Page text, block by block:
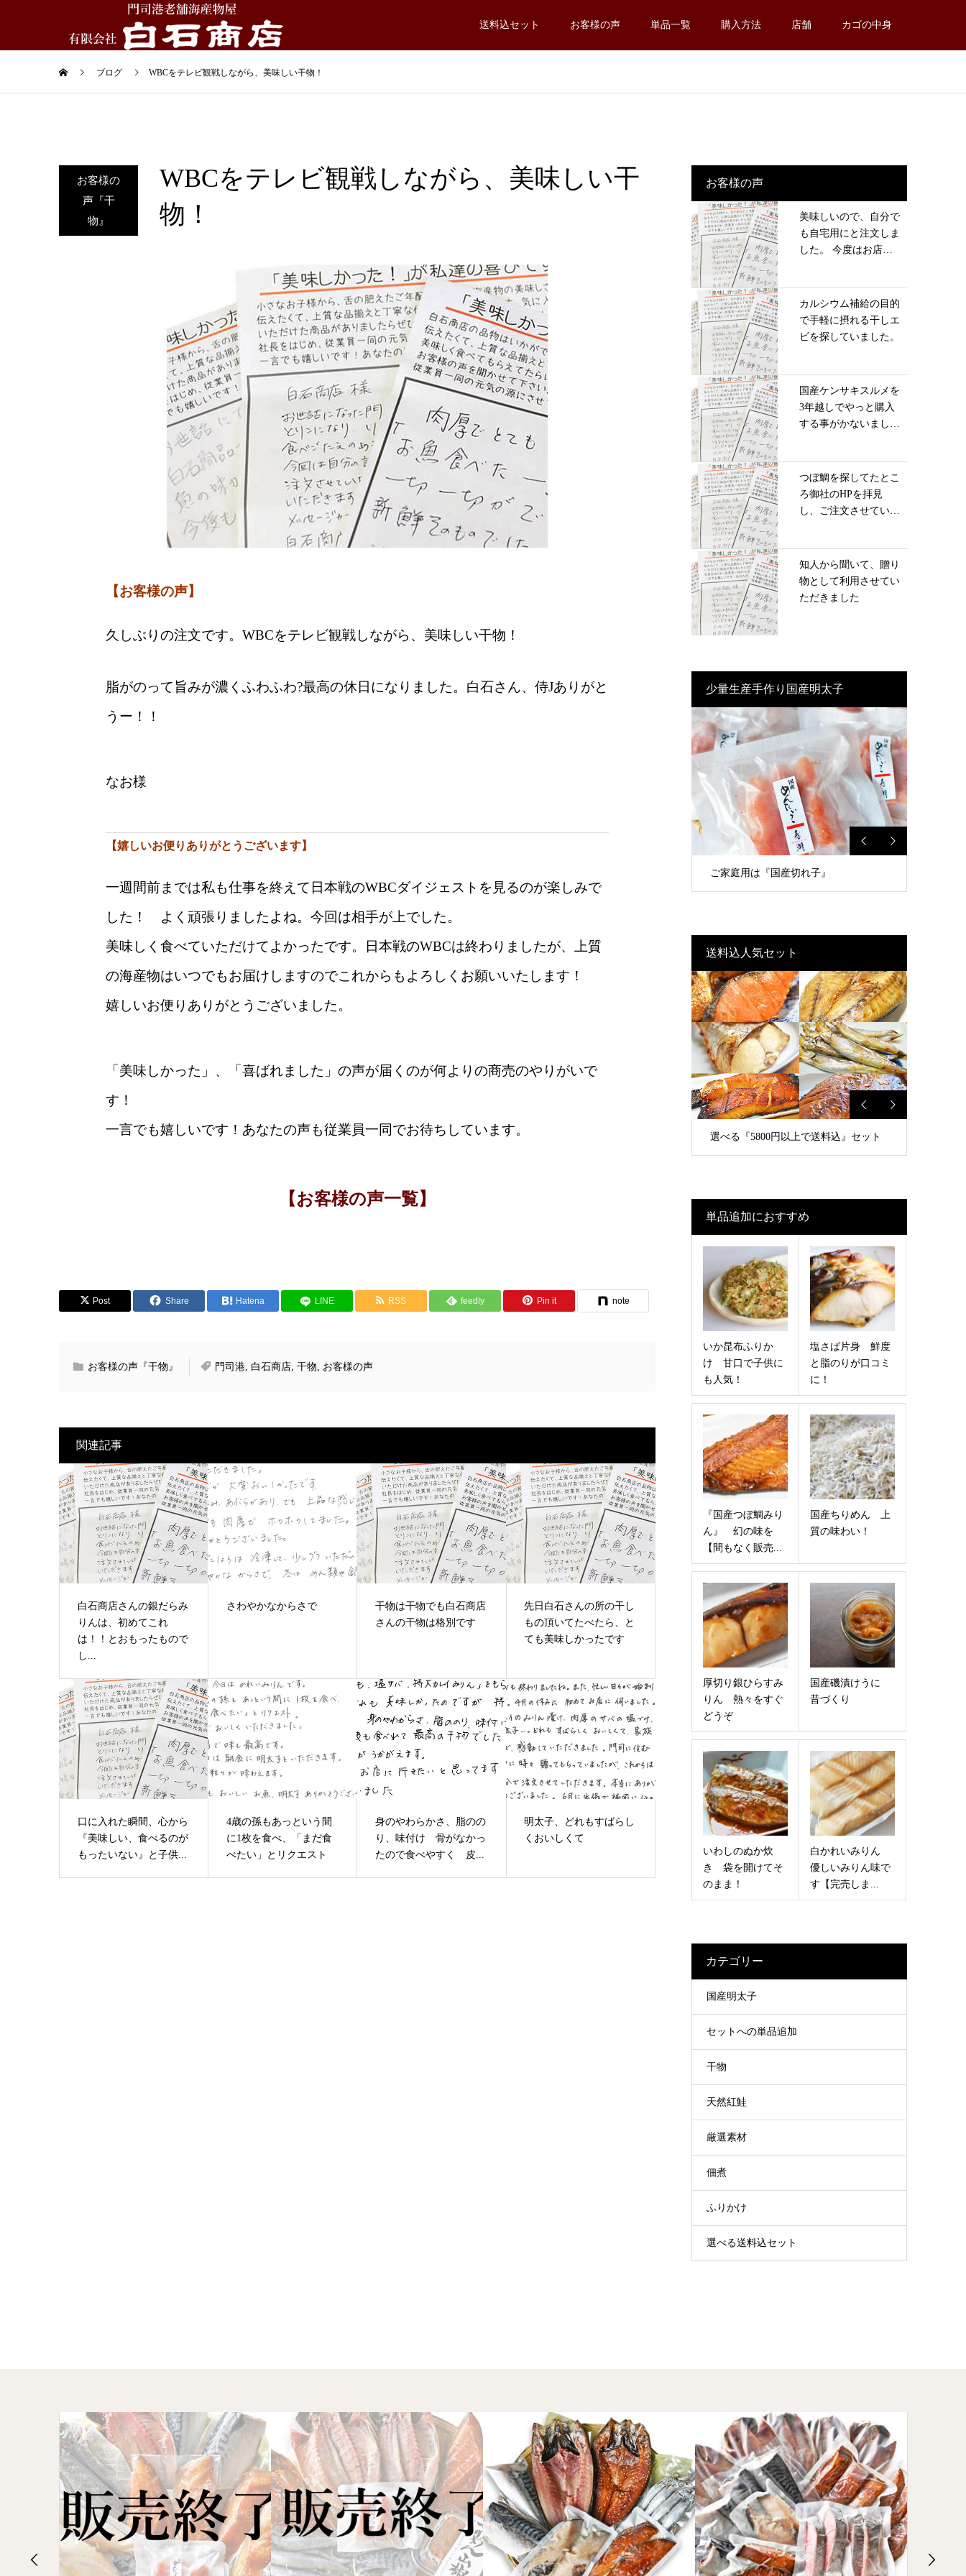
送料込セット お客様の声 単品一覧 購入方法 店舗 カゴの中身
ブログ WBCをテレビ観戦しながら、美味しい干物！
お客様の
声『干
物』
WBCをテレビ観戦しながら、美味しい干
物！
【お客様の声】
久しぶりの注文です。WBCをテレビ観戦しながら、美味しい干物！
脂がのって旨みが濃くふわふわ?最高の休日になりました。白石さん、侍Jありがと
うー！！
なお様
【嬉しいお便りありがとうございます】
一週間前までは私も仕事を終えて日本戦のWBCダイジェストを見るのが楽しみで
した！ よく頑張りましたよね。今回は相手が上でした。
美味しく食べていただけてよかったです。日本戦のWBCは終わりましたが、上質
の海産物はいつでもお届けしますのでこれからもよろしくお願いいたします！
嬉しいお便りありがとうございました。
「美味しかった」、「喜ばれました」の声が届くのが何よりの商売のやりがいで
す！
一言でも嬉しいです！あなたの声も従業員一同でお待ちしています。
【お客様の声一覧】
Post Share Hatena LINE RSS feedly Pin it note
お客様の声『干物』 門司港 白石商店 干物 お客様の声
関連記事
白石商店さんの銀だらみ
りんは、初めてこれ
は！！とおもったもので
し...
さわやかなからさで
干物は干物でも白石商店
さんの干物は格別です
先日白石さんの所の干し
もの頂いてたべたら、と
ても美味しかったです
口に入れた瞬間、心から
『美味しい、食べるのが
もったいない』と子供...
4歳の孫もあっという間
に1枚を食べ、「まだ食
べたい」とリクエスト
身のやわらかさ、脂のの
り、味付け 骨がなかっ
たので食べやすく 皮...
明太子、どれもすばらし
くおいしくて
お客様の声
美味しいので、自分で
も自宅用にと注文しま
した。 今度はお店
カルシウム補給の目的
で手軽に摂れる干しエ
ビを探していました。
国産ケンサキスルメを
3年越しでやっと購入
する事がかないまし
つぼ鯛を探してたとこ
ろ御社のHPを拝見
し、ご注文させていた
知人から聞いて、贈り
物として利用させてい
ただきました
少量生産手作り国産明太子
ご家庭用は『国産切れ子』
送料込人気セット
選べる『5800円以上で送料込』セット
単品追加におすすめ
いか昆布ふりか
け 甘口で子供に
も人気！
塩さば片身 鮮度
と脂のりが口コミ
に！
『国産つぼ鯛みり
ん』 幻の味を
【間もなく販売...
国産ちりめん 上
質の味わい！
厚切り銀ひらすみ
りん 熱々をすぐ
どうぞ
国産磯漬けうに
昔づくり
いわしのぬか炊
き 袋を開けてそ
のまま！
白かれいみりん
優しいみりん味で
す【完売しま...
カテゴリー
国産明太子
セットへの単品追加
干物
天然紅鮭
厳選素材
佃煮
ふりかけ
選べる送料込セット